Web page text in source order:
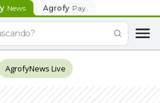
News Agrofy Pay
AgrofyNews Live